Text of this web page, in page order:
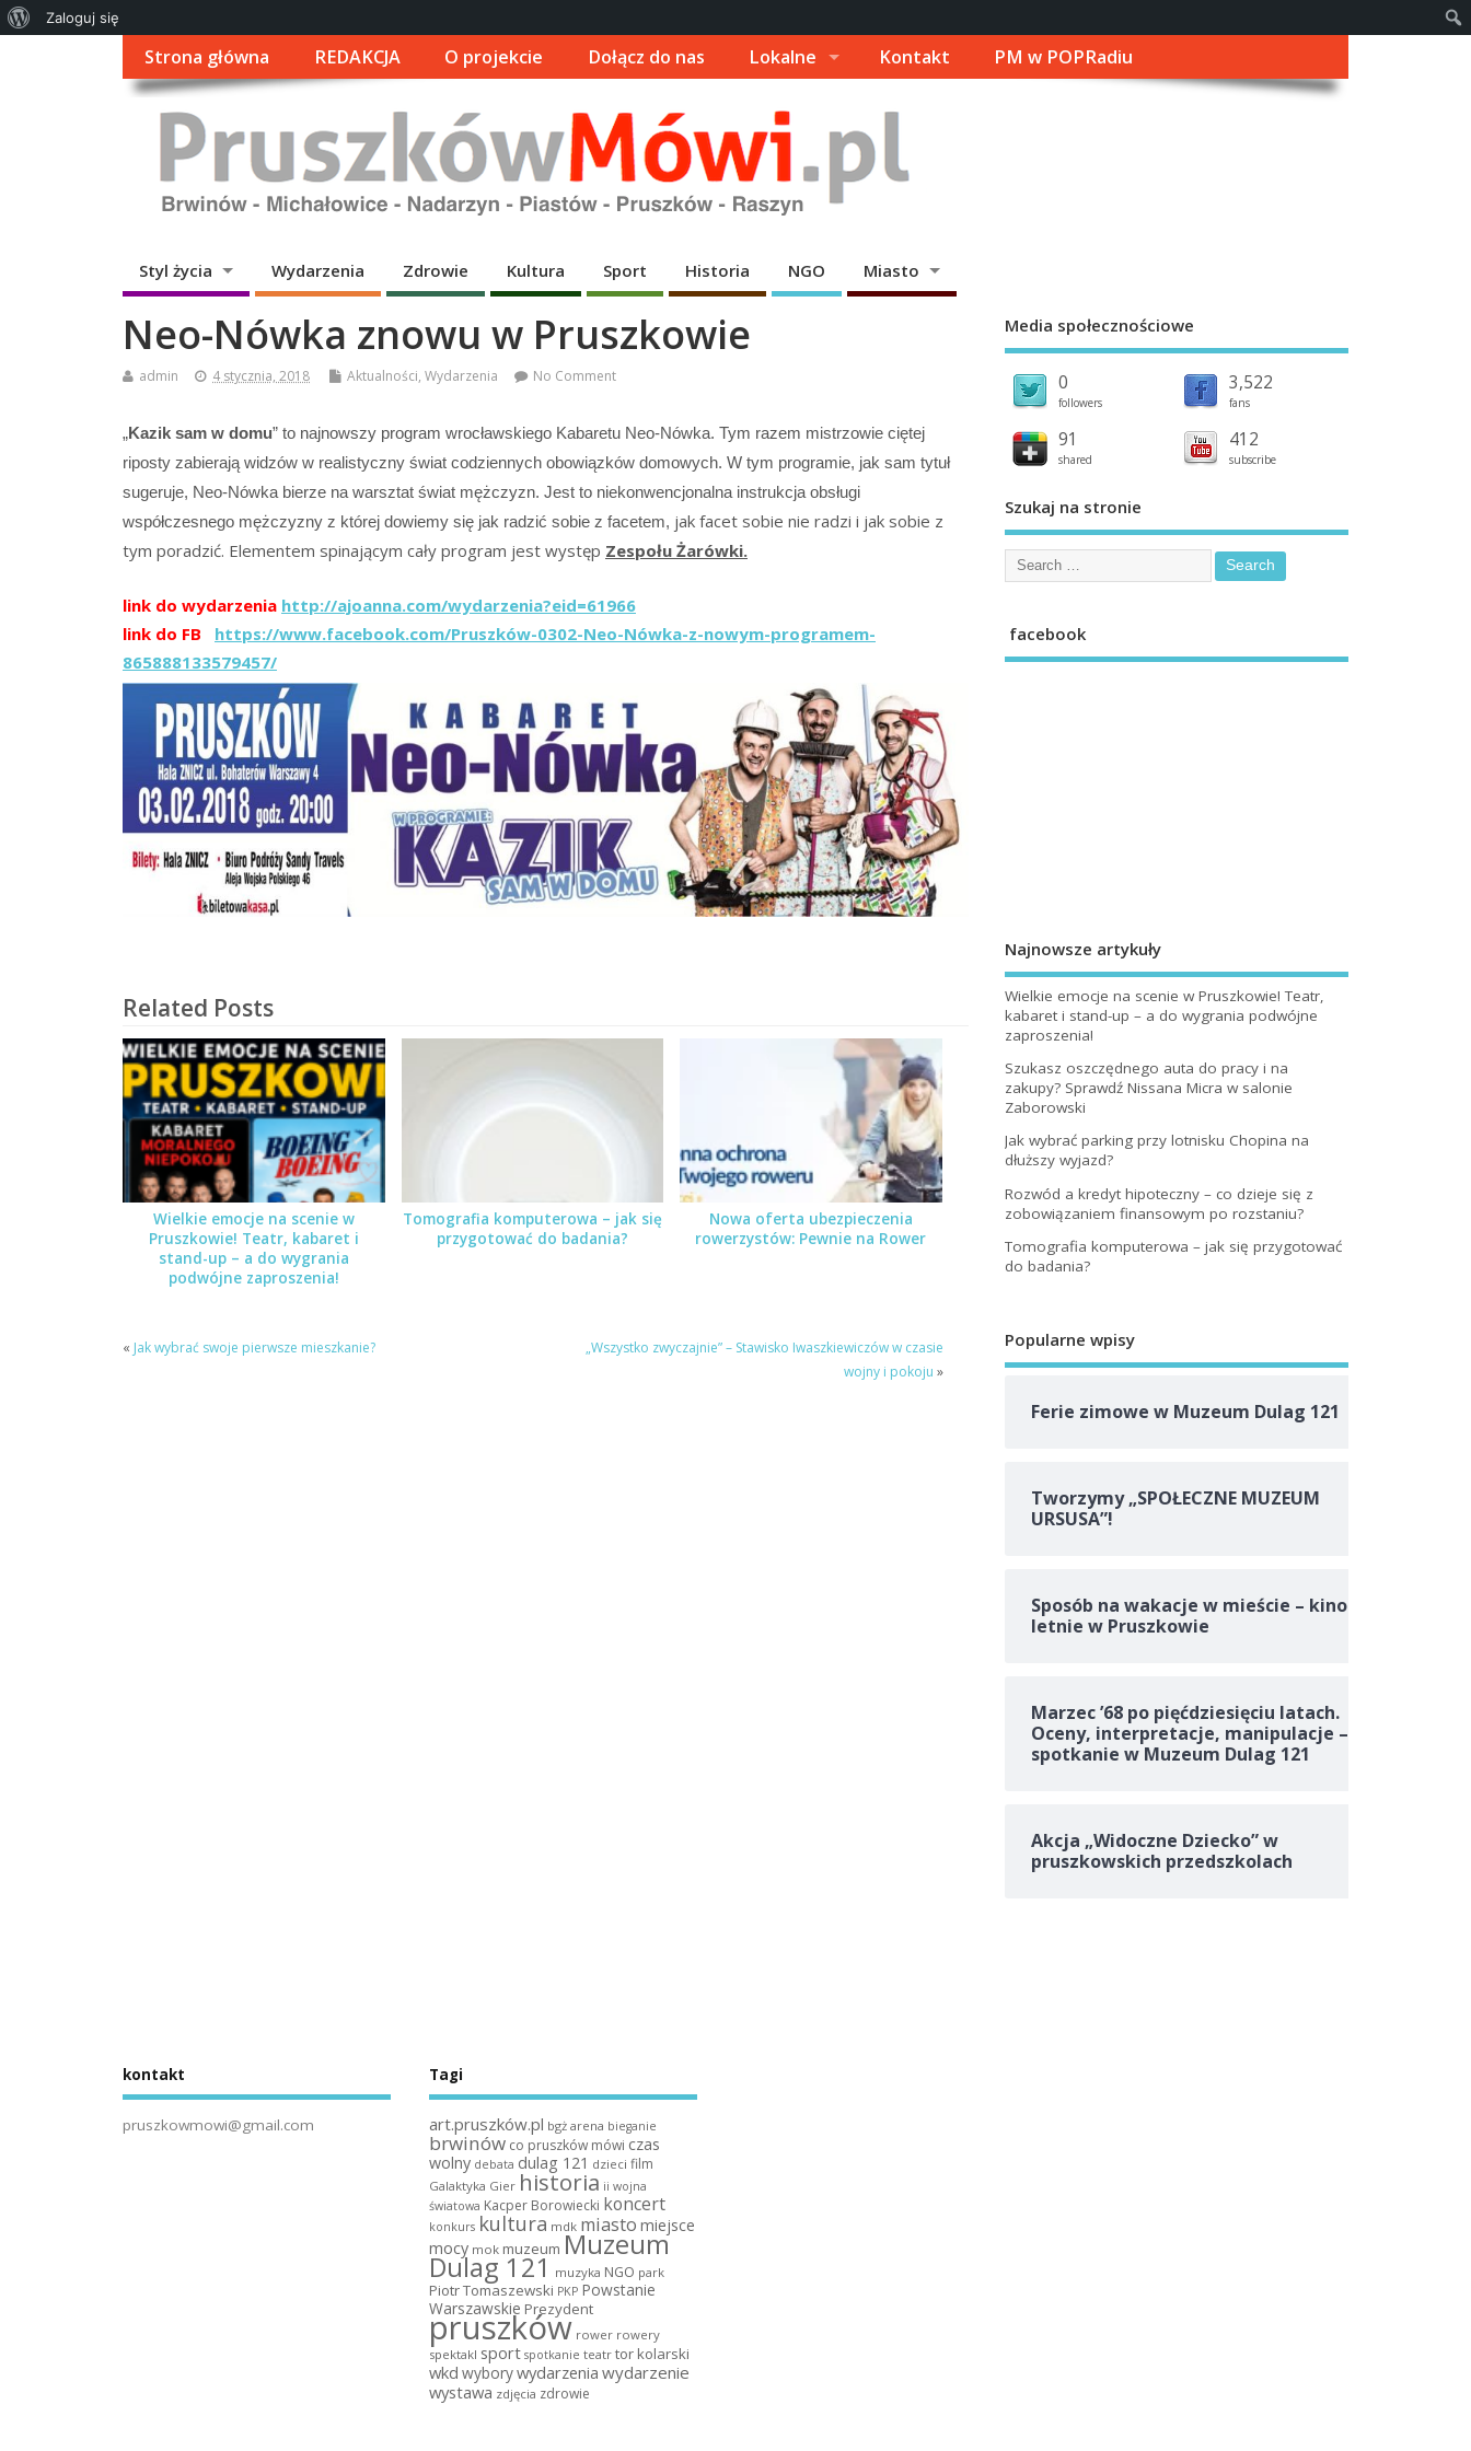
Strona główna REDAKCJA O projekcie Dołącz do nas Lokalne Kontakt PM w POPRadiu
Styl życia Wydarzenia Zdrowie Kultura Sport Historia NGO Miasto
Neo-Nówka znowu w Pruszkowie
admin 4 stycznia, 2018 Aktualności, Wydarzenia No Comment
„Kazik sam w domu” to najnowszy program wrocławskiego Kabaretu Neo-Nówka. Tym razem mistrzowie ciętej
riposty zabierają widzów w realistyczny świat codziennych obowiązków domowych. W tym programie, jak sam tytuł
sugeruje, Neo-Nówka bierze na warsztat świat mężczyzn. Jest to niekonwencjonalna instrukcja obsługi
współczesnego mężczyzny z której dowiemy się jak radzić sobie z facetem, jak facet sobie nie radzi i jak sobie z
tym poradzić. Elementem spinającym cały program jest występ Zespołu Żarówki.
link do wydarzenia http://ajoanna.com/wydarzenia?eid=61966
link do FB https://www.facebook.com/Pruszków-0302-Neo-Nówka-z-nowym-programem-
865888133579457/
Related Posts
Wielkie emocje na scenie w
Pruszkowie! Teatr, kabaret i
stand-up – a do wygrania
podwójne zaproszenia!
Tomografia komputerowa – jak się
przygotować do badania?
Nowa oferta ubezpieczenia
rowerzystów: Pewnie na Rower
« Jak wybrać swoje pierwsze mieszkanie?
„Wszystko zwyczajnie” – Stawisko Iwaszkiewiczów w czasie
wojny i pokoju »
Media społecznościowe
0
followers
3,522
fans
91
shared
412
subscribe
Szukaj na stronie
facebook
Najnowsze artykuły
Wielkie emocje na scenie w Pruszkowie! Teatr,
kabaret i stand-up – a do wygrania podwójne
zaproszenia!
Szukasz oszczędnego auta do pracy i na
zakupy? Sprawdź Nissana Micra w salonie
Zaborowski
Jak wybrać parking przy lotnisku Chopina na
dłuższy wyjazd?
Rozwód a kredyt hipoteczny – co dzieje się z
zobowiązaniem finansowym po rozstaniu?
Tomografia komputerowa – jak się przygotować
do badania?
Popularne wpisy
Ferie zimowe w Muzeum Dulag 121
Tworzymy „SPOŁECZNE MUZEUM
URSUSA”!
Sposób na wakacje w mieście – kino
letnie w Pruszkowie
Marzec ’68 po pięćdziesięciu latach.
Oceny, interpretacje, manipulacje –
spotkanie w Muzeum Dulag 121
Akcja „Widoczne Dziecko” w
pruszkowskich przedszkolach
kontakt
pruszkowmowi@gmail.com
Tagi
art.pruszków.pl bgż arena bieganie
brwinów co pruszków mówi czas
wolny debata dulag 121 dzieci film
Galaktyka Gier historia ii wojna
światowa Kacper Borowiecki koncert
konkurs kultura mdk miasto miejsce
mocy mok muzeum Muzeum
Dulag 121 muzyka NGO park
Piotr Tomaszewski PKP Powstanie
Warszawskie Prezydent
pruszków rower rowery
spektakl sport spotkanie teatr tor kolarski
wkd wyborywydarzenia wydarzenie
wystawa zdjęcia zdrowie
Zaloguj się